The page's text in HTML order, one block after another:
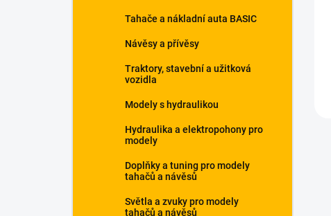
Tahače a nákladní auta BASIC
Návěsy a přívěsy
Traktory, stavební a užitková
vozidla
Modely s hydraulikou
Hydraulika a elektropohony pro
modely
Doplňky a tuning pro modely
tahačů a návěsů
Světla a zvuky pro modely
tahačů a návěsů